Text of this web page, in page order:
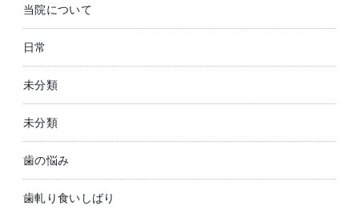
当院について
日常
未分類
未分類
歯の悩み
歯軋り食いしばり